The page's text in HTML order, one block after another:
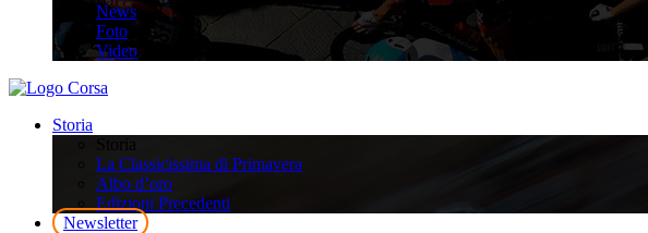
News
Foto
Video
Storia
La Classicissima di Primavera
Albo d’oro
Edizioni Precedenti
Newsletter